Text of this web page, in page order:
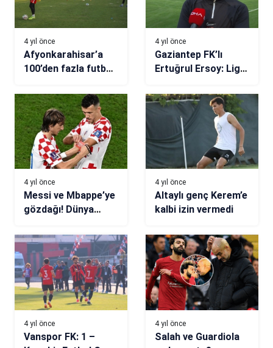
4 yıl önce
Afyonkarahisar’a
100’den fazla futbol
gelecek
4 yıl önce
Gaziantep FK’lı
Ertuğrul Ersoy: Ligin
4 yıl önce
Messi ve Mbappe’ye
gözdağı! Dünya
bambaşka: Ivan
Perisic
4 yıl önce
Altaylı genç Kerem’e
kalbi izin vermedi
4 yıl önce
Vanspor FK: 1 –
4 yıl önce
Salah ve Guardiola